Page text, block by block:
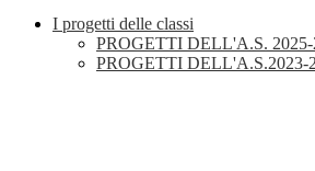
I progetti delle classi
PROGETTI DELL'A.S. 2025-
PROGETTI DELL'A.S.2023-